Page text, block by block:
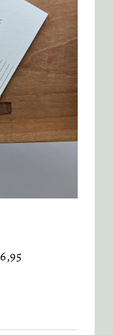
6,95